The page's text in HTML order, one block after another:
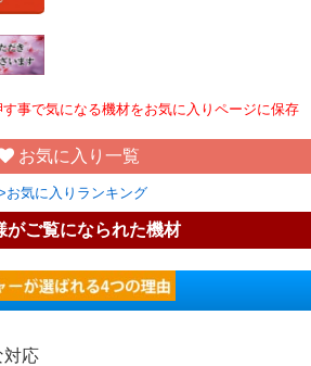
す事で気になる機材をお気に入りページに保存
お気に入り一覧
お気に入りランキング
がご覧になられた機材
対応